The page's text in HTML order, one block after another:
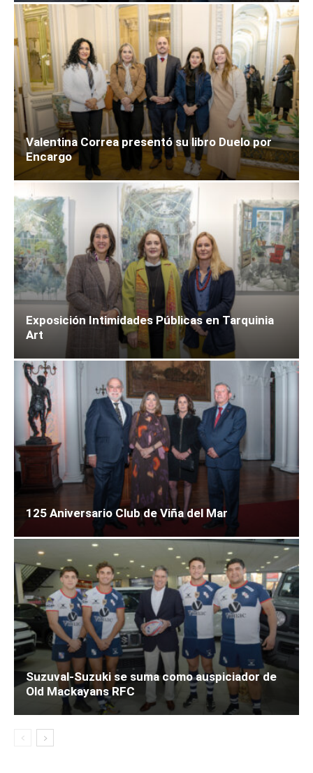
Valentina Correa presentó su libro Duelo por
Encargo
Exposición Intimidades Públicas en Tarquinia
Art
125 Aniversario Club de Viña del Mar
Suzuval-Suzuki se suma como auspiciador de
Old Mackayans RFC